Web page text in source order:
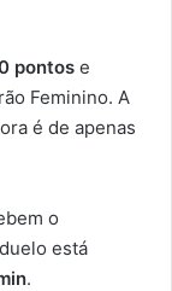
pontos e
Feminino. A
é de apenas
o
está
.